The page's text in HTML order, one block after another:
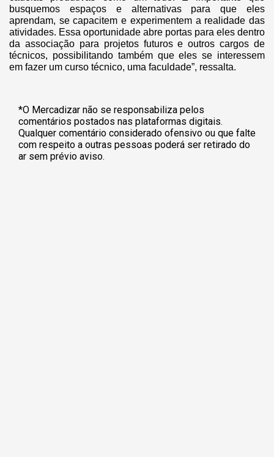
busquemos espaços e alternativas para que eles
aprendam, se capacitem e experimentem a realidade das
atividades. Essa oportunidade abre portas para eles dentro
da associação para projetos futuros e outros cargos de
técnicos, possibilitando também que eles se interessem
em fazer um curso técnico, uma faculdade”, ressalta.
*O Mercadizar não se responsabiliza pelos
comentários postados nas plataformas digitais.
Qualquer comentário considerado ofensivo ou que falte
com respeito a outras pessoas poderá ser retirado do
ar sem prévio aviso.